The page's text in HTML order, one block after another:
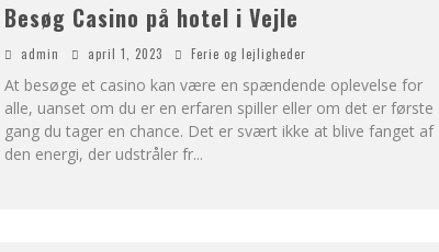
Besøg Casino på hotel i Vejle
admin april 1, 2023 Ferie og lejligheder
At besøge et casino kan være en spændende oplevelse for
alle, uanset om du er en erfaren spiller eller om det er første
gang du tager en chance. Det er svært ikke at blive fanget af
den energi, der udstråler fr...